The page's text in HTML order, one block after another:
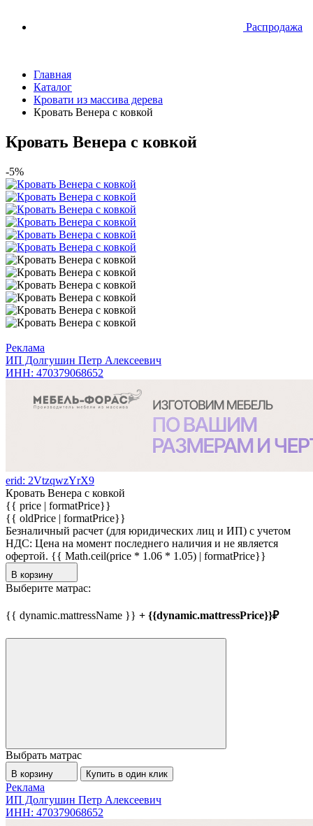
Распродажа
Главная
Каталог
Кровати из массива дерева
Кровать Венера с ковкой
Кровать Венера с ковкой
-5%
Реклама
ИП Долгушин Петр Алексеевич
ИНН: 470379068652
erid: 2VtzqwzYrX9
Кровать Венера с ковкой
{{ price | formatPrice}}
{{ oldPrice | formatPrice}}
Безналичный расчет (для юридических лиц и ИП) с учетом
НДС: Цена на момент последнего наличия и не является
офертой. {{ Math.ceil(price * 1.06 * 1.05) | formatPrice}}
В корзину
Выберите матрас:
{{ dynamic.mattressName }} + {{dynamic.mattressPrice}}₽
Выбрать матрас
В корзину Купить в один клик
Реклама
ИП Долгушин Петр Алексеевич
ИНН: 470379068652